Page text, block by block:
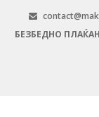
contentБЕЗБЕДНО